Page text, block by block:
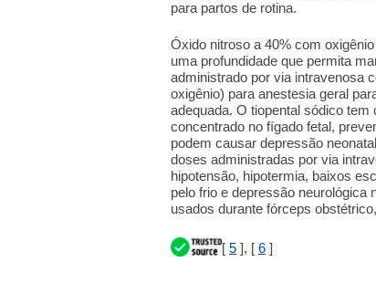
para partos de rotina.
Óxido nitroso a 40% com
uma profundidade que permita
administrado por via intravenosa
oxigênio) para anestesia geral
adequada. O tiopental sódico
concentrado no fígado fetal,
podem causar depressão
doses administradas por via
hipotensão, hipotermia, baixos
pelo frio e depressão
usados durante fórceps
[ 5 ], [ 6 ]